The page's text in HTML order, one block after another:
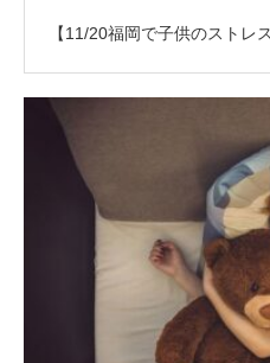
【11/20福岡で子供のストレ